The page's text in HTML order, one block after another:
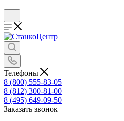
Телефоны
8 (800) 555-83-05
8 (812) 300-81-00
8 (495) 649-09-50
Заказать звонок